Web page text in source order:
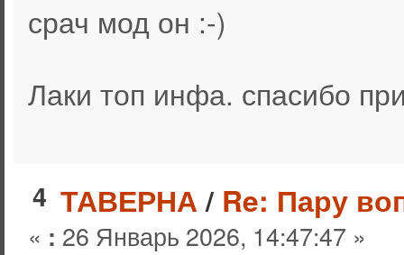
срач мод он :-)
Лаки топ инфа. спасибо
4 ТАВЕРНА/ Re: Пару
« : 26 Январь 2026, 14:47:47 »